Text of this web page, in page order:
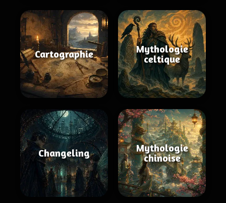
Cartographie
Mythologie
celtique
Changeling
Mythologie
chinoise